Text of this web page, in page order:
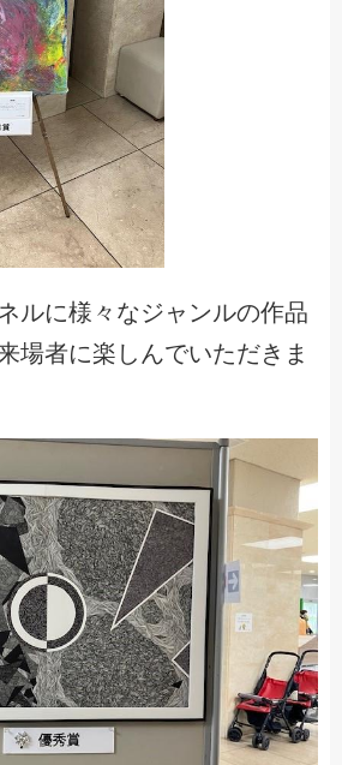
ルに様々なジャンルの作品
場者に楽しんでいただきま